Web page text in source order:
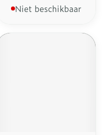
Niet beschikbaar